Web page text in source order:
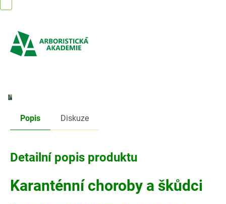
obsah
Popis Diskuze
Detailní popis produktu
Karanténní choroby a škůdci